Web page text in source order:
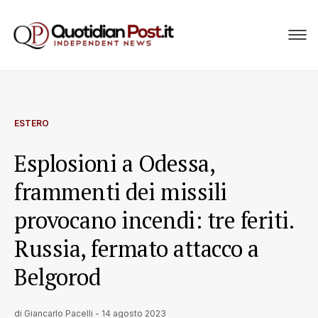
ESTERO
Esplosioni a Odessa,
frammenti dei missili
provocano incendi: tre feriti.
Russia, fermato attacco a
Belgorod
di Giancarlo Pacelli - 14 agosto 2023